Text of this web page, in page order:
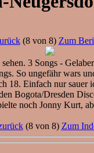
(8 von 8) Zum
3 Songs -
So ungefähr wars
Einfach nur
Bogota/Dresden
noch Jonny Kurt,
(8 von 8) Zum